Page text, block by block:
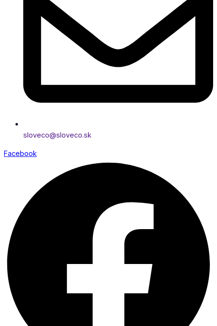
sloveco@sloveco.sk
Facebook